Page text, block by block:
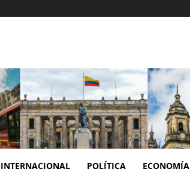
INTERNACIONAL POLÍTICA ECONOMÍA